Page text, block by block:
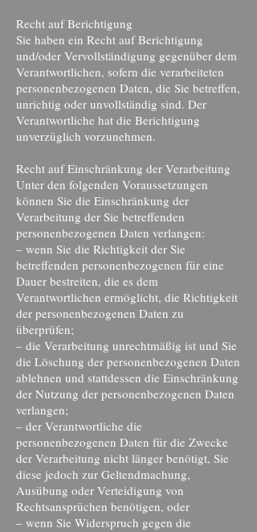
Recht auf Berichtigung
Sie haben ein Recht auf Berichtigung
und/oder Vervollständigung gegenüber dem
Verantwortlichen, sofern die verarbeiteten
personenbezogenen Daten, die Sie betreffen,
unrichtig oder unvollständig sind. Der
Verantwortliche hat die Berichtigung
unverzüglich vorzunehmen.
Recht auf Einschränkung der Verarbeitung
Unter den folgenden Voraussetzungen
können Sie die Einschränkung der
Verarbeitung der Sie betreffenden
personenbezogenen Daten verlangen:
– wenn Sie die Richtigkeit der Sie
betreffenden personenbezogenen für eine
Dauer bestreiten, die es dem
Verantwortlichen ermöglicht, die Richtigkeit
der personenbezogenen Daten zu
überprüfen;
– die Verarbeitung unrechtmäßig ist und Sie
die Löschung der personenbezogenen Daten
ablehnen und stattdessen die Einschränkung
der Nutzung der personenbezogenen Daten
verlangen;
– der Verantwortliche die
personenbezogenen Daten für die Zwecke
der Verarbeitung nicht länger benötigt, Sie
diese jedoch zur Geltendmachung,
Ausübung oder Verteidigung von
Rechtsansprüchen benötigen, oder
– wenn Sie Widerspruch gegen die